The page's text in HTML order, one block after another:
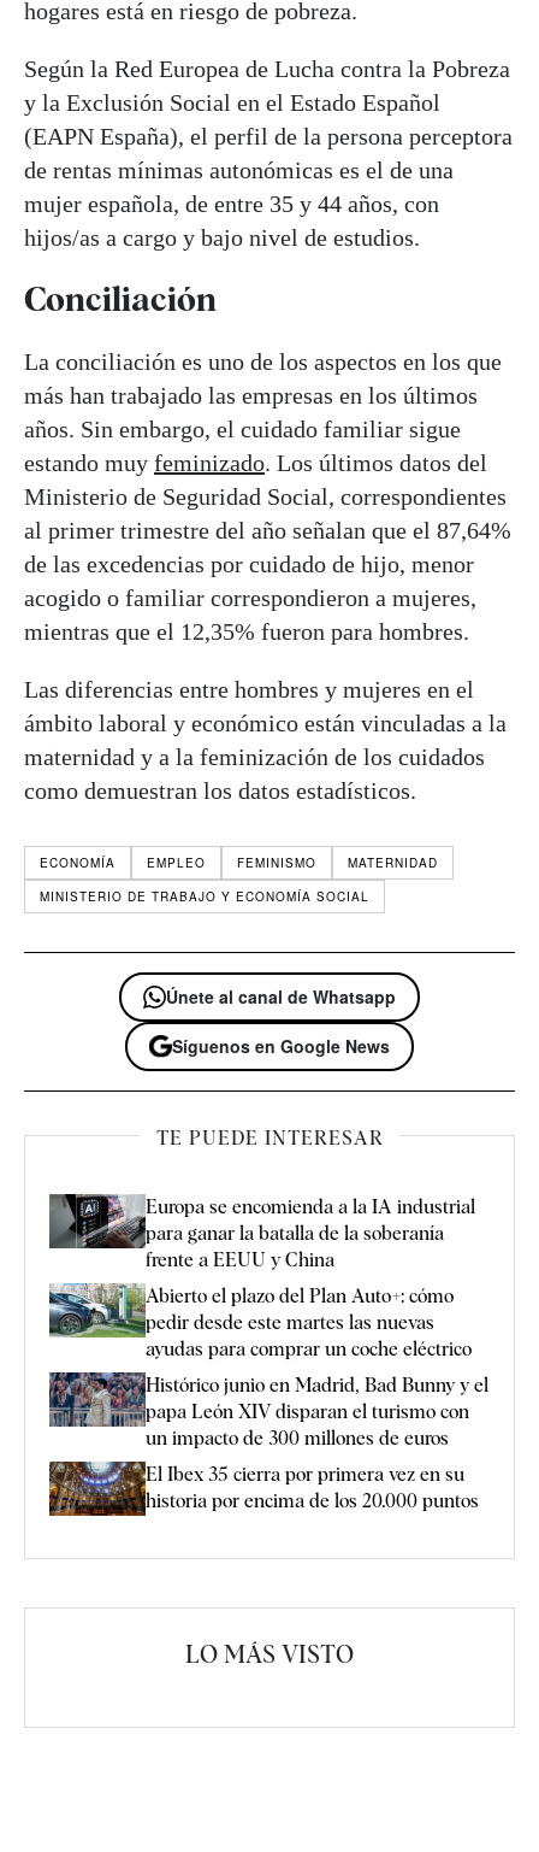
hogares está en riesgo de pobreza.
Según la Red Europea de Lucha contra la Pobreza
y la Exclusión Social en el Estado Español
(EAPN España), el perfil de la persona perceptora
de rentas mínimas autonómicas es el de una
mujer española, de entre 35 y 44 años, con
hijos/as a cargo y bajo nivel de estudios.
Conciliación
La conciliación es uno de los aspectos en los que
más han trabajado las empresas en los últimos
años. Sin embargo, el cuidado familiar sigue
estando muy feminizado. Los últimos datos del
Ministerio de Seguridad Social, correspondientes
al primer trimestre del año señalan que el 87,64%
de las excedencias por cuidado de hijo, menor
acogido o familiar correspondieron a mujeres,
mientras que el 12,35% fueron para hombres.
Las diferencias entre hombres y mujeres en el
ámbito laboral y económico están vinculadas a la
maternidad y a la feminización de los cuidados
como demuestran los datos estadísticos.
ECONOMÍA EMPLEO FEMINISMO
MATERNIDAD
MINISTERIO DE TRABAJO Y ECONOMÍA SOCIAL
Únete al canal de Whatsapp
Síguenos en Google News
TE PUEDE INTERESAR
Europa se encomienda a la IA industrial
para ganar la batalla de la soberanía
frente a EEUU y China
Abierto el plazo del Plan Auto+: cómo
pedir desde este martes las nuevas
ayudas para comprar un coche eléctrico
Histórico junio en Madrid, Bad Bunny y el
papa León XIV disparan el turismo con
un impacto de 300 millones de euros
El Ibex 35 cierra por primera vez en su
historia por encima de los 20.000 puntos
LO MÁS VISTO